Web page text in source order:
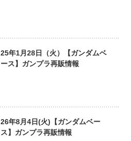
25年1月28日（火）【ガンダムベ
ース】ガンプラ再販情報
26年8月4日(火)【ガンダムベー
ス】ガンプラ再販情報